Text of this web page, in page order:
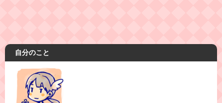
自分のこと